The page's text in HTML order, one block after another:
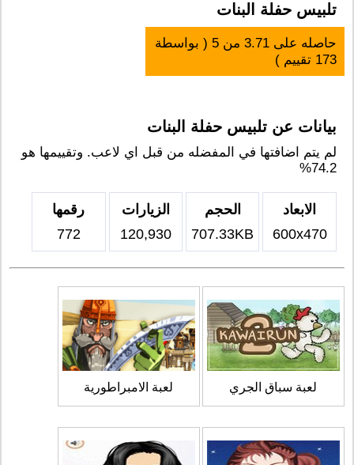
تلبيس حفلة البنات
حاصله على3.71 من5 ( بواسطة
173 تقييم )
بيانات عن تلبيس حفلة البنات
لم يتم اضافتها في المفضله من قبل اي لاعب. وتقييمها هو
74.2%
الابعاد
600x470
الحجم
707.33KB
الزيارات
120,930
رقمها
772
لعبة سباق الجري لعبة الامبراطورية